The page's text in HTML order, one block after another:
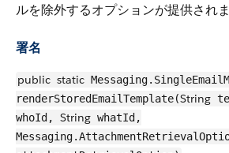
ルを除外するオプションが提供されま
署名
public static
renderStoredEmailTemplate(String
whoId, String whatId,